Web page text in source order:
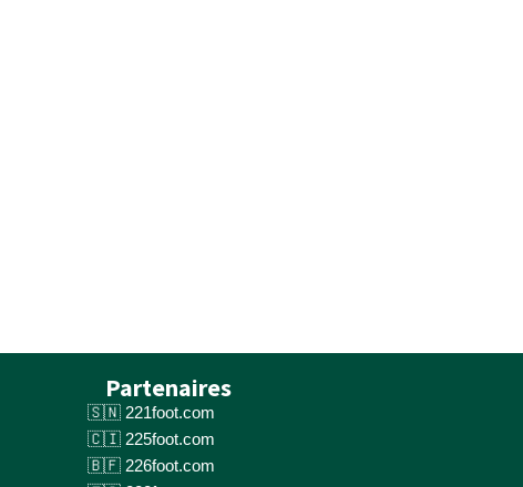
Partenaires
221foot.com
225foot.com
226foot.com